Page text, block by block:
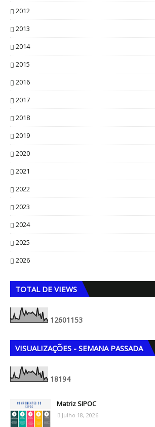
2012
2013
2014
2015
2016
2017
2018
2019
2020
2021
2022
2023
2024
2025
2026
TOTAL DE VIEWS
12601153
VISUALIZAÇÕES - SEMANA PASSADA
18194
Matriz SIPOC
Julho 18, 2026